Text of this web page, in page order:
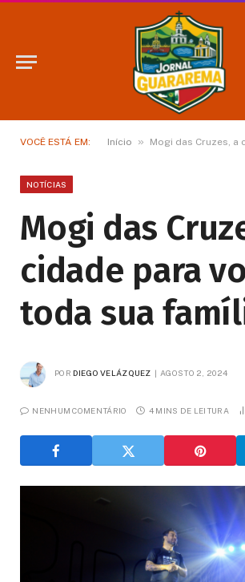
VOCÊ ESTÁ EM: Início » Mogi das Cruzes, a cidade
NOTÍCIAS
Mogi das
cidade para
toda sua
POR DIEGO VELÁZQUEZ AGOSTO 2, 2024
NENHUM COMENTÁRIO 4 MINS DE LEITURA